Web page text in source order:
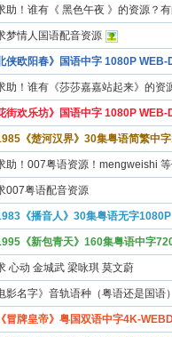
助！谁有《 黑色午夜 》的资源？
梦情人国语配音资源
侠欧阳春》国语中字 1080P
助！谁有《莎莎嘉嘉站起来》的资
街欢乐坊》国语中字 1080P
《楚河汉界》30集粤语简繁中
助！007粤语资源！mengweishi
007粤语配音资源
《播音人》30集粤语无字
《新包青天》160集粤语中字
心动 金城武 梁咏琪 莫文蔚
影名字》音轨语种（粤语还是国语
《冒牌皇帝》粤国双语中字4K-